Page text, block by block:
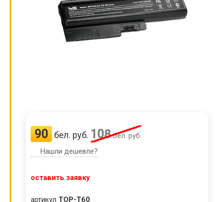
90 бел. руб. 108бел. руб.
Нашли дешевле?
оставить заявку
артикул TOP-T60